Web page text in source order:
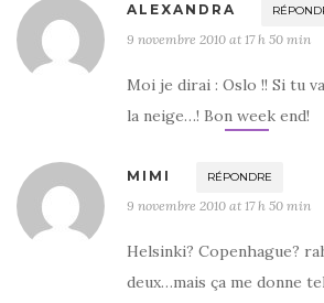
ALEXANDRA
9 novembre 2010 at 17 h 50 min
Moi je dirai : Oslo !! Si tu
la neige…! Bon week end!
MIMI RÉPONDRE
9 novembre 2010 at 17 h 50 min
Helsinki? Copenhague?
deux…mais ça me donne